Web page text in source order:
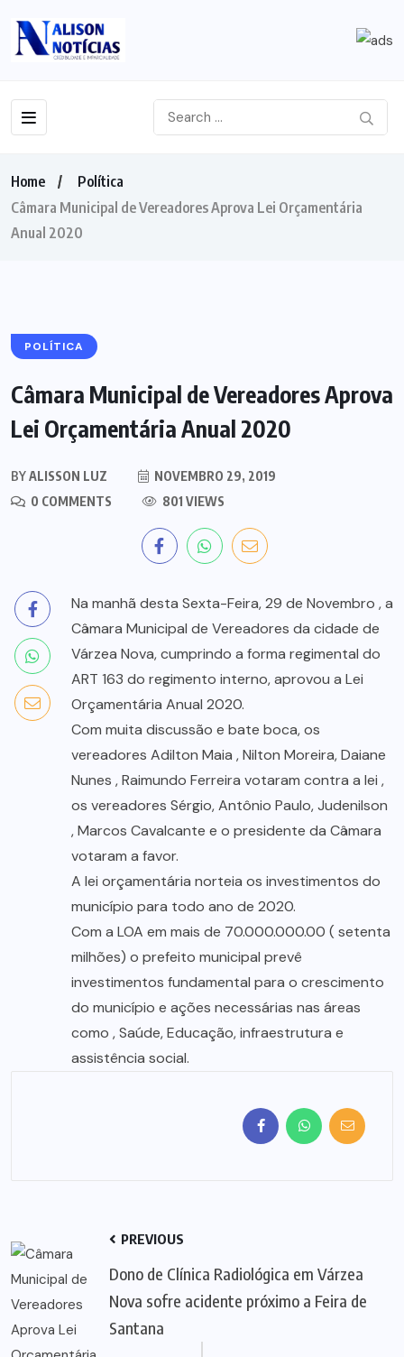
Home
Política
Câmara Municipal de Vereadores Aprova Lei Orçamentária
Anual 2020
POLÍTICA
Câmara Municipal de Vereadores Aprova
Lei Orçamentária Anual 2020
BYALISSON LUZ
NOVEMBRO 29, 2019
0 COMMENTS
801 VIEWS
Na manhã desta Sexta-Feira, 29 de Novembro , a
Câmara Municipal de Vereadores da cidade de
Várzea Nova, cumprindo a forma regimental do
ART 163 do regimento interno, aprovou a Lei
Orçamentária Anual 2020.
Com muita discussão e bate boca, os
vereadores Adilton Maia , Nilton Moreira, Daiane
Nunes , Raimundo Ferreira votaram contra a lei ,
os vereadores Sérgio, Antônio Paulo, Judenilson
, Marcos Cavalcante e o presidente da Câmara
votaram a favor.
A lei orçamentária norteia os investimentos do
município para todo ano de 2020.
Com a LOA em mais de 70.000.000.00 ( setenta
milhões) o prefeito municipal prevê
investimentos fundamental para o crescimento
do município e ações necessárias nas áreas
como , Saúde, Educação, infraestrutura e
assistência social.
PREVIOUS
Dono de Clínica Radiológica em Várzea
Nova sofre acidente próximo a Feira de
Santana